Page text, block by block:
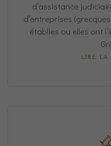
d’assistance
d’entreprises
établies ou elles ont
LIRE LA